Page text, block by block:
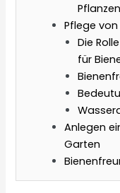
Pflege
Die
für
Anlegen
Garten